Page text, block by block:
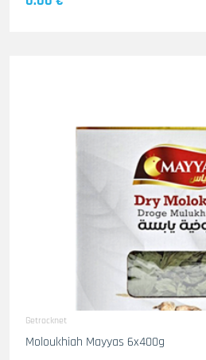
Getrocknet
Moloukhiah Mayyas 6x400g